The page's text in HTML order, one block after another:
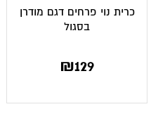
כרית נוי פרחים דגם מודרן
בסגול
₪129